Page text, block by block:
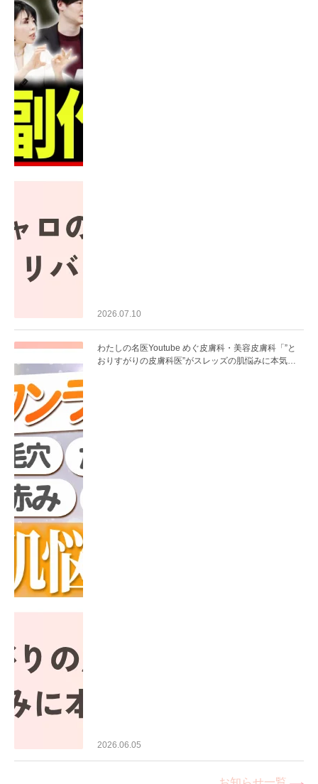
2026.07.10
わたしの名医Youtube めぐ皮膚科・美容皮膚科「”と
おりすがりの皮膚科医”がスレッズの肌悩みに本気で
2026.06.05